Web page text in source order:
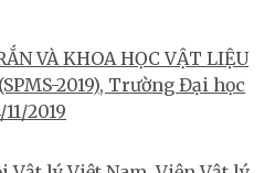
VÀ KHOA HỌC VẬT LIỆU
2019), Trường Đại học
2019